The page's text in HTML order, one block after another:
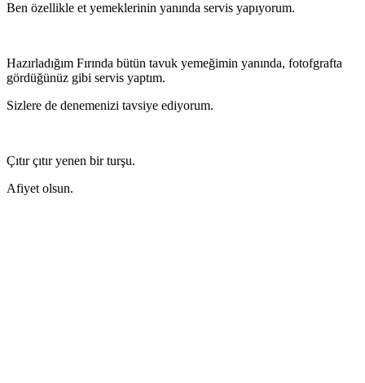
Ben özellikle et yemeklerinin yanında servis yapıyorum.
Hazırladığım Fırında bütün tavuk yemeğimin yanında, fotofgrafta
gördüğünüz gibi servis yaptım.
Sizlere de denemenizi tavsiye ediyorum.
Çıtır çıtır yenen bir turşu.
Afiyet olsun.